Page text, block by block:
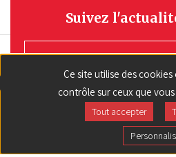
Suivez
Ce site utilise des
contrôle sur ceux que
Tout accepter